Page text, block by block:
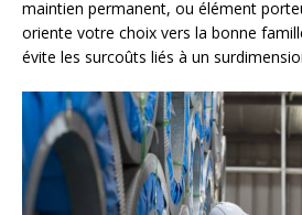
maintien permanent, ou élément
oriente votre choix vers la bonne
évite les surcoûts liés à un